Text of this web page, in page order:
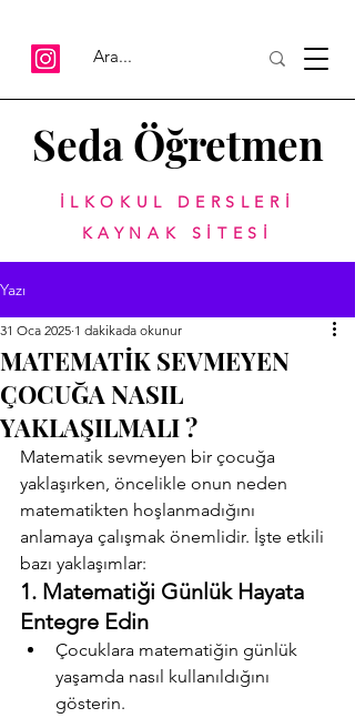
Seda Öğretmen
İLKOKUL DERSLERİ
KAYNAK SİTESİ
Yazı
MATEMATİK SEVMEYEN
ÇOCUĞA NASIL
YAKLAŞILMALI ?
31 Oca 2025 1 dakikada okunur
Matematik sevmeyen bir çocuğa
yaklaşırken, öncelikle onun neden
matematikten hoşlanmadığını
anlamaya çalışmak önemlidir. İşte etkili
bazı yaklaşımlar:
1. Matematiği Günlük Hayata
Entegre Edin
Çocuklara matematiğin günlük
yaşamda nasıl kullanıldığını
gösterin.